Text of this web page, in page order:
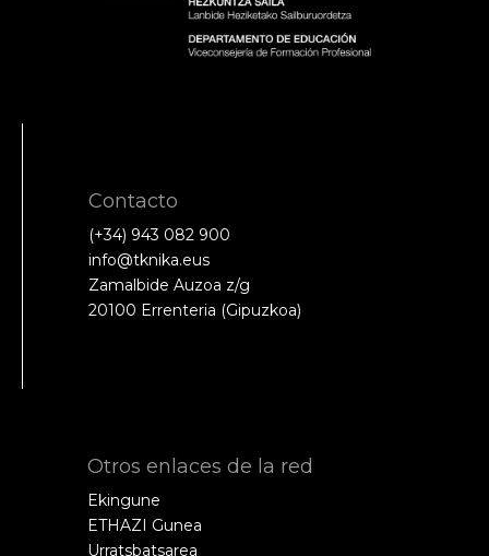
Contacto
(+34) 943 082 900
info@tknika.eus
Zamalbide Auzoa z/g
20100 Errenteria (Gipuzkoa)
Otros enlaces de la red
Ekingune
ETHAZI Gunea
Urratsbatsarea